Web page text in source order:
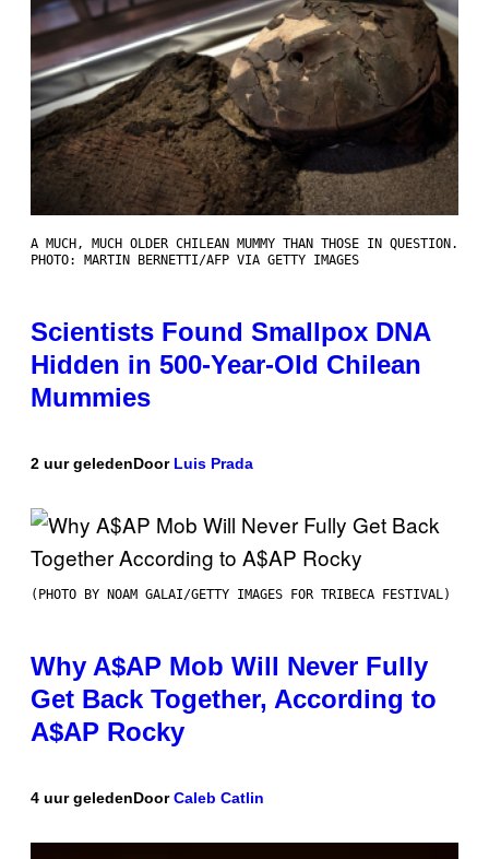
A MUCH, MUCH OLDER CHILEAN MUMMY THAN THOSE IN QUESTION.
PHOTO: MARTIN BERNETTI/AFP VIA GETTY IMAGES
Scientists Found Smallpox DNA
Hidden in 500-Year-Old Chilean
Mummies
2 uur geledenDoor Luis Prada
(PHOTO BY NOAM GALAI/GETTY IMAGES FOR TRIBECA FESTIVAL)
Why A$AP Mob Will Never Fully
Get Back Together, According to
A$AP Rocky
4 uur geledenDoorCaleb Catlin